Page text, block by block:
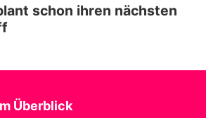
schon ihren nächsten
Überblick